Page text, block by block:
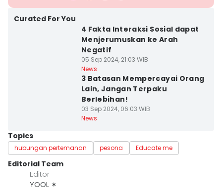
Curated For You
4 Fakta Interaksi Sosial dapat
Menjerumuskan ke Arah
Negatif
05 Sep 2024, 21:03 WIB
News
3 Batasan Mempercayai Orang
Lain, Jangan Terpaku
Berlebihan!
03 Sep 2024, 06:03 WIB
News
Topics
hubungan pertemanan pesona Educate me
Editorial Team
Editor
YOOL ✶